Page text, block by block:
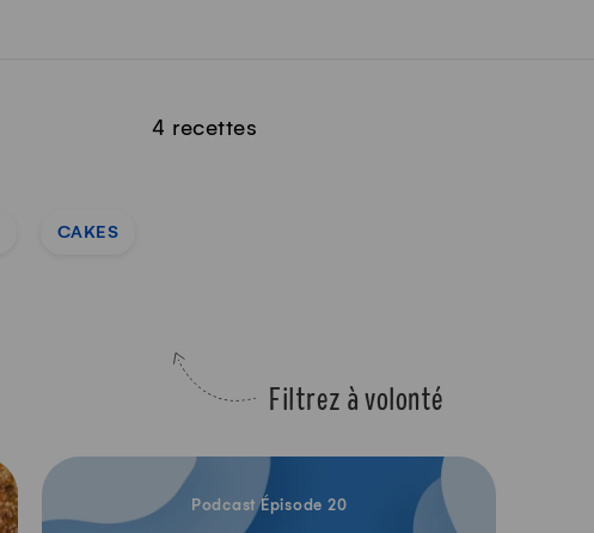
4 recettes
CAKES
Filtrez à volonté
Podcast Épisode 20
Écouter le podcast